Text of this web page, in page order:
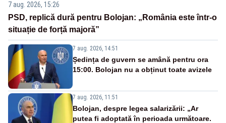
7 aug. 2026, 15:26
PSD, replică dură pentru Bolojan: „România este într-o
situație de forță majoră”
7 aug. 2026, 14:51
Ședința de guvern se amână pentru ora
15:00. Bolojan nu a obținut toate avizele
7 aug. 2026, 11:51
Bolojan, despre legea salarizării: „Ar
putea fi adoptată în perioada următoare.